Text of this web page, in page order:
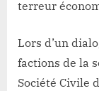
terreur
Lors d’un
factions de la
Société Civile